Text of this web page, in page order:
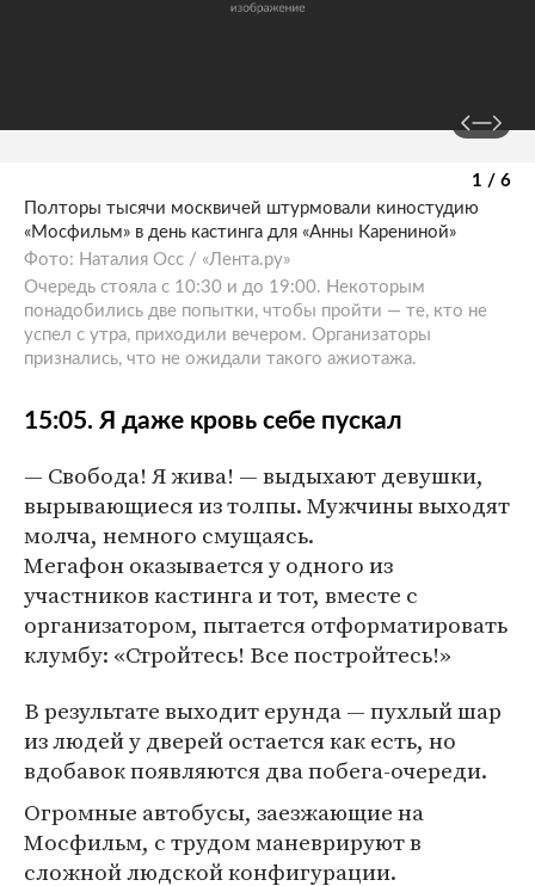
1 / 6
Полторы тысячи москвичей штурмовали киностудию
«Мосфильм» в день кастинга для «Анны Карениной»
Фото: Наталия Осс / «Лента.ру»
Очередь стояла с 10:30 и до 19:00. Некоторым
понадобились две попытки, чтобы пройти — те, кто не
успел с утра, приходили вечером. Организаторы
признались, что не ожидали такого ажиотажа.
15:05. Я даже кровь себе пускал
— Свобода! Я жива! — выдыхают девушки,
вырывающиеся из толпы. Мужчины выходят
молча, немного смущаясь.
Мегафон оказывается у одного из
участников кастинга и тот, вместе с
организатором, пытается отформатировать
клумбу: «Стройтесь! Все постройтесь!»
В результате выходит ерунда — пухлый шар
из людей у дверей остается как есть, но
вдобавок появляются два побега-очереди.
Огромные автобусы, заезжающие на
Мосфильм, с трудом маневрируют в
сложной людской конфигурации.